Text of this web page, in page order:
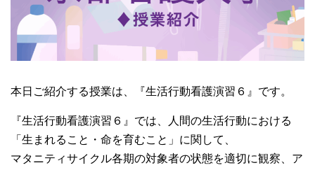
感染管理認定看護師教育課程
看護の智協働開発センター
本日ご紹介する授業は、『生活行動看護演習６』です。
『生活行動看護演習６』では、人間の生活行動における
「生まれること・命を育むこと」に関して、
マタニティサイクル各期の対象者の状態を適切に観察、ア